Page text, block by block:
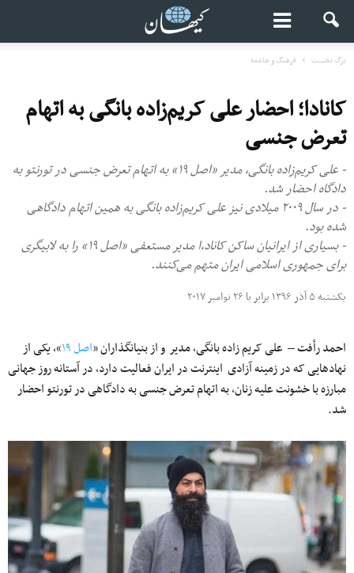
برگ نخست فرهنگ و جامعه
کانادا؛ احضار علی کریم‌زاده بانگی به اتهام
تعرض جنسی
- علی کریم‌زاده بانگی، مدیر «اصل ۱۹» به اتهام تعرض جنسی در تورنتو به
دادگاه احضار شد.
- در سال ۲۰۰۹ میلادی نیز علی کریم‌زاده بانگی به همین اتهام دادگاهی
شده بود.
- بسیاری از ایرانیان ساکن کاناد،ا مدیر مستعفی «اصل ۱۹» را به لابیگری
برای جمهوری اسلامی ایران متهم می‌کنند.
یکشنبه ۵ آذر ۱۳۹۶ برابر با ۲۶ نوامبر ۲۰۱۷
احمد رأفت – علی کریم زاده بانگی، مدیر و از بنیانگذاران «اصل ۱۹
»، یکی از
نهاد‌هایی که در زمینه آزادی اینترنت در ایران فعالیت دارد، در آستانه روز جهانی
مبارزه با خشونت علیه زنان، به اتهام تعرض جنسی به دادگاهی در تورنتو احضار
شد.